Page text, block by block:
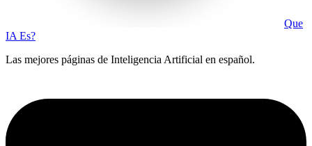
Que
IA Es?
Las mejores páginas de Inteligencia Artificial en español.